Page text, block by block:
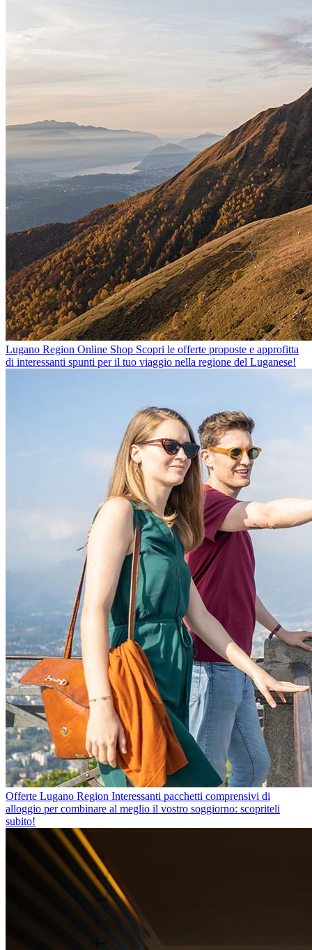
Lugano Region Online Shop Scopri le offerte proposte e approfitta
di interessanti spunti per il tuo viaggio nella regione del Luganese!
Offerte Lugano Region Interessanti pacchetti comprensivi di
alloggio per combinare al meglio il vostro soggiorno: scopriteli
subito!